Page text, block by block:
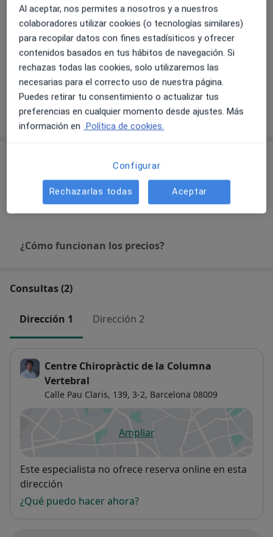
Bichat,1983.
- Diploma Universitario, especialización en Nutrición y
Prevención de grandes Pandemias, Salud Comunitaria
,Universidad Paris VII, 1983.
- Colegiado Fisioterapeuta de Cataluña nº 13420.
- Miembro de la Asociación Española de Quiropráctica
(AEQ) nº 1025.
Dolor cervical
Hernia discal +6
Pacientes que atiendo
Adultos
Mostrar más detalles
sobre la experiencia
Visita Medicina Complementaria y terapias alternativas
Desde 0 € Detalles
¿Cómo funcionan los precios?
Consultas (2)
Dirección 1 Dirección 2
Centre Chiropràctic de la Columna
Vertebral
Calle Pau Claris, 139, 3-2, Barcelona 08009
Ampliarse abre en una nueva
Disponibilidad
Este especialista no ofrece reserva online en esta
dirección
¿Qué puedo hacer ahora?
Al aceptar, nos permites a nosotros y a nuestros
colaboradores utilizar cookies (o tecnologías similares)
para recopilar datos con fines estadísiticos y ofrecer
contenidos basados en tus hábitos de navegación. Si
rechazas todas las cookies, solo utilizaremos las
necesarias para el correcto uso de nuestra página.
Puedes retirar tu consentimiento o actualizar tus
preferencias en cualquier momento desde ajustes. Más
información en Política de cookies.
Configurar
Rechazarlas todas Aceptar